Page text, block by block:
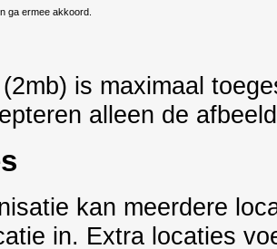
ga ermee akkoord.
is maximaal
alleen de
kan meerdere
in. Extra locaties